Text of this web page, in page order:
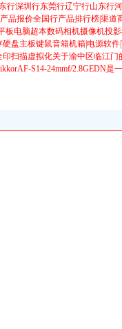
行深圳行东莞行辽宁行山东行
品报价全国行产品排行榜|渠道
电脑超本数码相机摄像机投
盘主板键鼠音箱机箱|电源软
扫描虚拟化关于渝中区临江门
S14-24mmf/2.8GEDN是